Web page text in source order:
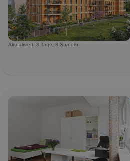
Aktualisiert: 3 Tage, 8 Stunden